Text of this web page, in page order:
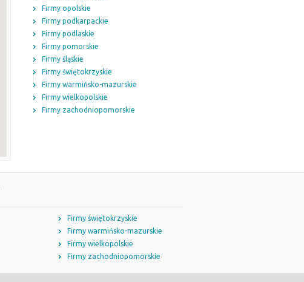
Firmy opolskie
Firmy podkarpackie
Firmy podlaskie
Firmy pomorskie
Firmy śląskie
Firmy świętokrzyskie
Firmy warmińsko-mazurskie
Firmy wielkopolskie
Firmy zachodniopomorskie
Firmy świętokrzyskie
Firmy warmińsko-mazurskie
Firmy wielkopolskie
Firmy zachodniopomorskie